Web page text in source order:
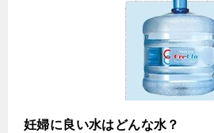
妊婦に良い水はどんな水？